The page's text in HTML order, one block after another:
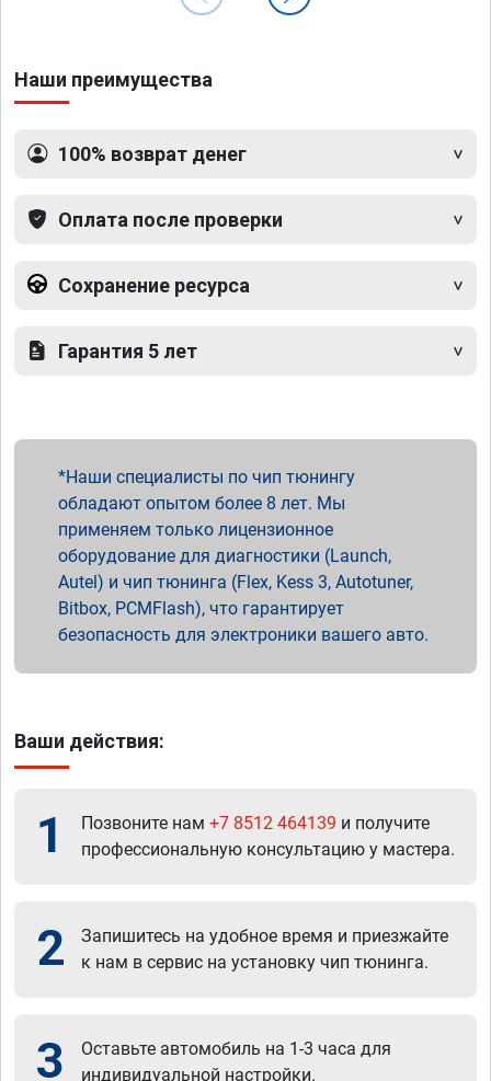
Наши преимущества
100% возврат денег
Оплата после проверки
Сохранение ресурса
Гарантия 5 лет
Наши специалисты по чип тюнингу
обладают опытом более 8 лет. Мы
применяем только лицензионное
оборудование для диагностики (Launch,
Autel) и чип тюнинга (Flex, Kess 3, Autotuner,
Bitbox, PCMFlash), что гарантирует
безопасность для электроники вашего авто.
Ваши действия:
1 Позвоните нам +7 8512 464139 и получите
профессиональную консультацию у мастера.
2
Запишитесь на удобное время и приезжайте
к нам в сервис на установку чип тюнинга.
3
Оставьте автомобиль на 1-3 часа для
индивидуальной настройки.